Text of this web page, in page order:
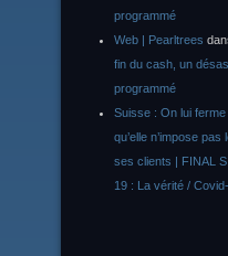
programmé
Web | Pearltrees
fin du cash, un
programmé
Suisse : On lui
qu’elle n’impose
ses clients | FINAL
19 : La vérité /